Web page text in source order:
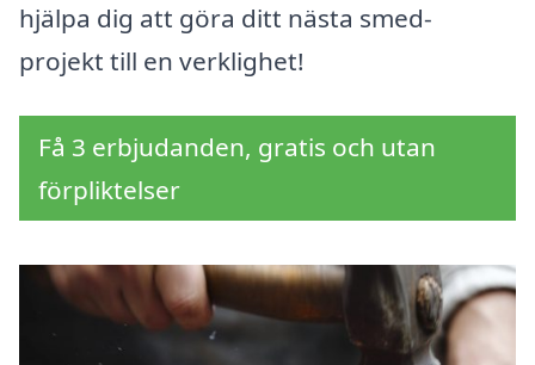
hjälpa dig att göra ditt nästa smed-
projekt till en verklighet!
Få 3 erbjudanden, gratis och utan
förpliktelser